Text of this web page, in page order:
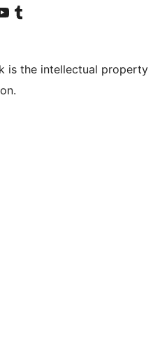
LinkedIn
TokTok
notre chaîne YouTube
Visiter notre compte Tumblr
is the intellectual property